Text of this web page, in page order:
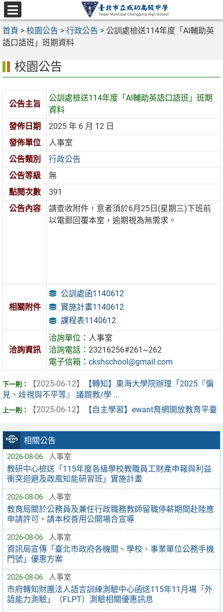
跳
至
主
要
區
選
單
首頁 > 校園公告 > 行政公告 > 公訓處檢送114年度「AI輔助英
語口語班」班期資料
相關公告
2026-08-06 人事室
教研中心檢送「115年度各級學校教職員工財產申報與利益
衝突迴避及政風知能研習班」實施計畫
2026-08-06 人事室
教育局關於公務員及兼任行政職務教師留職停薪期間赴陸應
申請許可，請本校善用公開場合宣導
2026-08-06 人事室
資訊局宣傳「臺北市政府各機關、學校、事業單位公務手機
門號」優惠方案
2026-08-06 人事室
市府轉知財團法人語言訓練測驗中心函送115年11月場「外
語能力測驗」（FLPT）測驗相關優惠訊息
校園公告
公告主旨
公訓處檢送114年度「AI輔助英語口語班」班期
資料
發佈日期
2025 年 6 月 12 日
發佈單位
人事室
公告類別
行政公告
公告等級
無
點閱次數
391
公告內容
請查收附件，意者須於6月25日(星期三)下班前
以電郵回覆本室，逾期視為無需求。
相關附件
公訓處函1140612
實施計畫1140612
課程表1140612
洽詢資訊
洽詢單位： 人事室
洽詢電話：23216256#261~262
電子信箱：ckshschool@gmail.com
【2025-06-12】
【轉知】東海大學院辦理「2025『偏
見、歧視與不平等』 議題教/學 ...
【2025-06-12】
【自主學習】ewant育網開放教育平臺